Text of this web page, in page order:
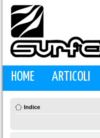
HOME ARTICOLI
Indice